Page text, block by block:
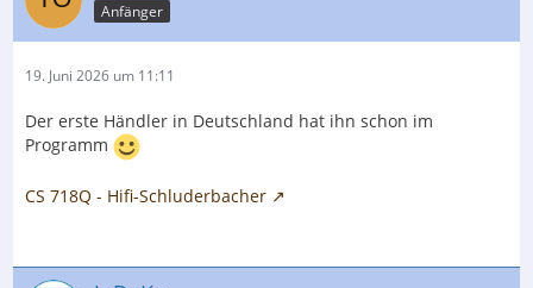
Anfänger
19. Juni 2026 um 11:11
Der erste Händler in Deutschland hat ihn schon im
Programm
CS 718Q - Hifi-Schluderbacher